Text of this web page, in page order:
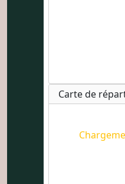
Carte de
Chargement